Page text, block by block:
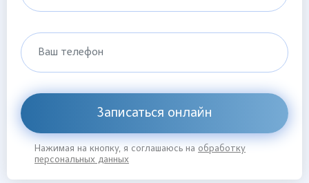
Ваш телефон
Записаться онлайн
Нажимая на кнопку, я соглашаюсь на обработку
персональных данных